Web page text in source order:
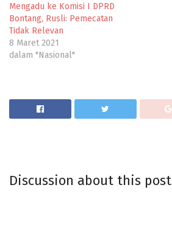
Mengadu ke Komisi I DPRD
Bontang, Rusli: Pemecatan
Tidak Relevan
8 Maret 2021
dalam "Nasional"
Discussion about this post